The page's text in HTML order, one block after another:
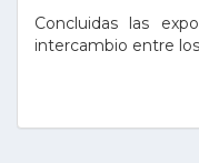
Concluidas las
intercambio entre